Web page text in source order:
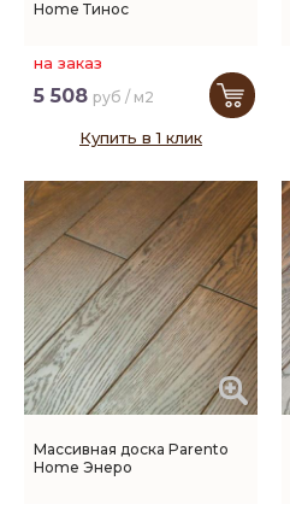
Home Тинос
на заказ
5 508 руб / м2
Купить в 1 клик
Массивная доска Parento
Home Энеро